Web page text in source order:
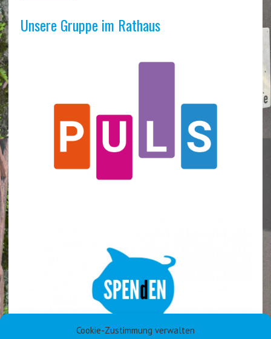
Cookie-Zustimmung verwalten
Unsere Gruppe im Rathaus